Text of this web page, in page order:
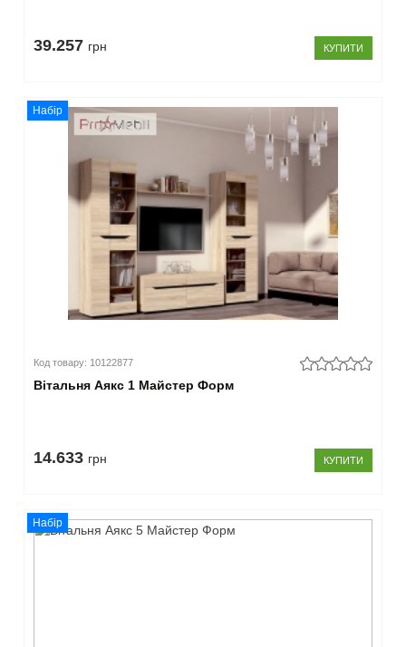
39.257 грн КУПИТИ
Набір
Код товару: 10122877
Вітальня Аякс 1 Майстер Форм
14.633 грн КУПИТИ
Набір